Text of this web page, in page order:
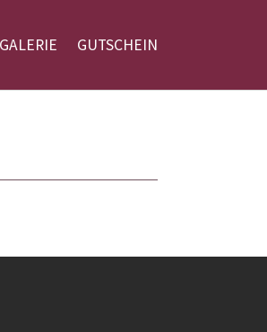
GALERIE GUTSCHEIN